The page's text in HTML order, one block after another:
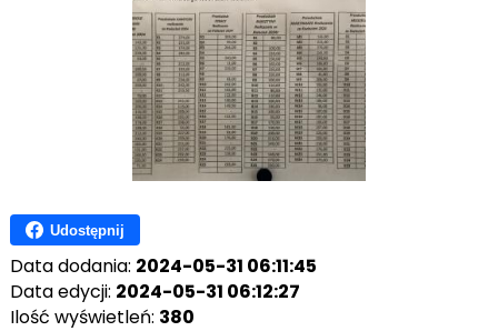
Udostępnij
Data dodania: 2024-05-31 06:11:45
Data edycji: 2024-05-31 06:12:27
Ilość wyświetleń: 380